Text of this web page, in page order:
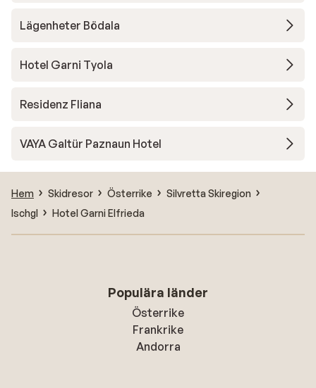
Lägenheter Bödala
Hotel Garni Tyola
Residenz Fliana
VAYA Galtür Paznaun Hotel
Hem Skidresor Österrike
Silvretta Skiregion
Ischgl
Hotel Garni Elfrieda
Populära länder
Österrike
Frankrike
Andorra